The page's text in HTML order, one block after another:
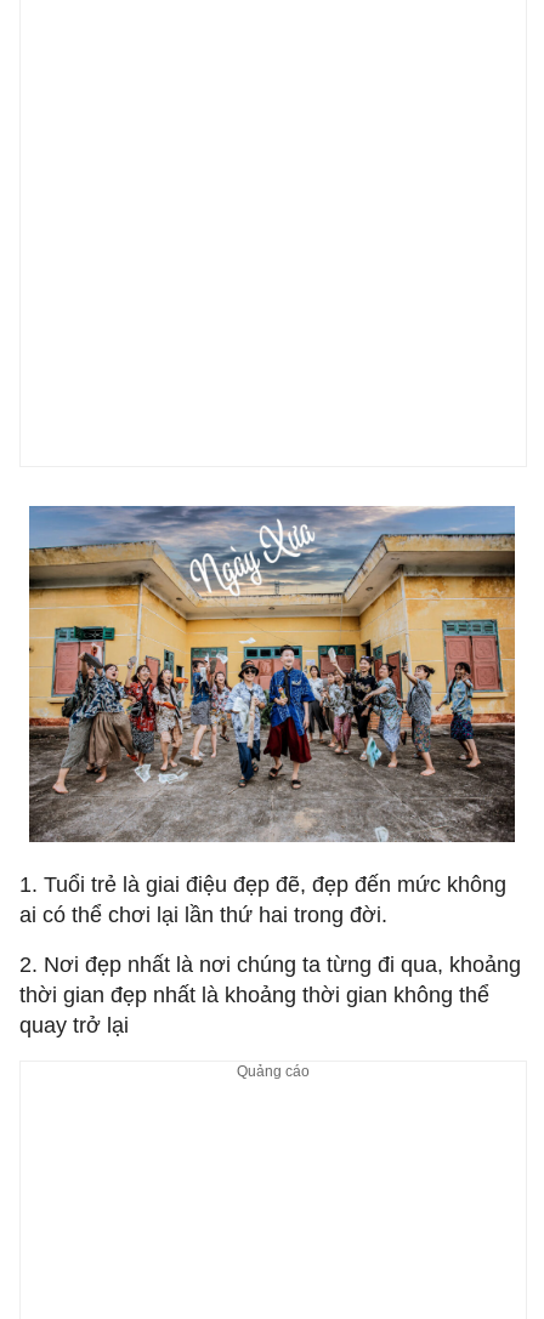
1. Tuổi trẻ là giai điệu đẹp đẽ, đẹp đến mức không
ai có thể chơi lại lần thứ hai trong đời.
2. Nơi đẹp nhất là nơi chúng ta từng đi qua, khoảng
thời gian đẹp nhất là khoảng thời gian không thể
quay trở lại